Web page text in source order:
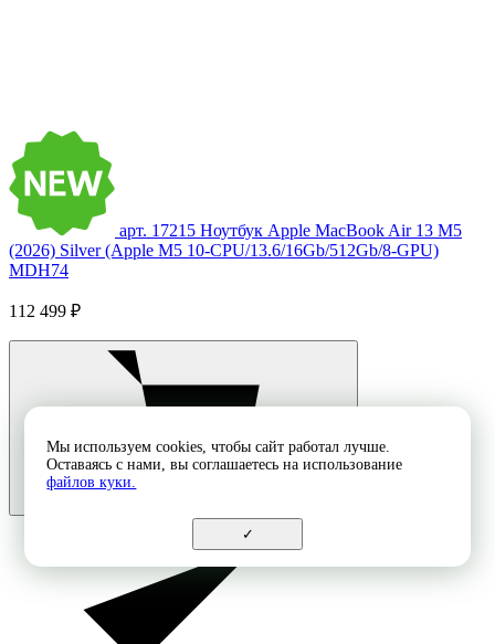
арт. 17215 Ноутбук Apple MacBook Air 13 M5
(2026) Silver (Apple M5 10-CPU/13.6/16Gb/512Gb/8-GPU)
MDH74
112 499 ₽
Мы используем cookies, чтобы сайт работал лучше.
Оставаясь с нами, вы соглашаетесь на использование
файлов куки.
✓